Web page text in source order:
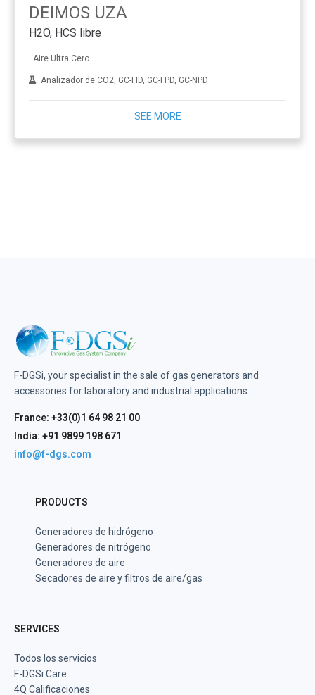
DEIMOS UZA
H2O, HCS libre
Aire Ultra Cero
Analizador de CO2, GC-FID, GC-FPD, GC-NPD
SEE MORE
F-DGSi, your specialist in the sale of gas generators and
accessories for laboratory and industrial applications.
France: +33(0)1 64 98 21 00
India: +91 9899 198 671
info@f-dgs.com
PRODUCTS
Generadores de hidrógeno
Generadores de nitrógeno
Generadores de aire
Secadores de aire y filtros de aire/gas
SERVICES
Todos los servicios
F-DGSi Care
4Q Calificaciones